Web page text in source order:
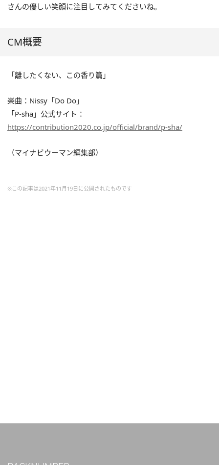
さんの優しい笑顔に注目してみてくださいね。
CM概要
「離したくない、この香り篇」
楽曲：Nissy「Do Do」
「P-sha」公式サイト：
https://contribution2020.co.jp/official/brand/p-sha/
（マイナビウーマン編集部）
※この記事は2021年11月19日に公開されたものです